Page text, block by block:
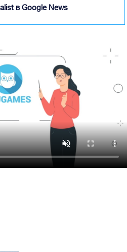
в Google News